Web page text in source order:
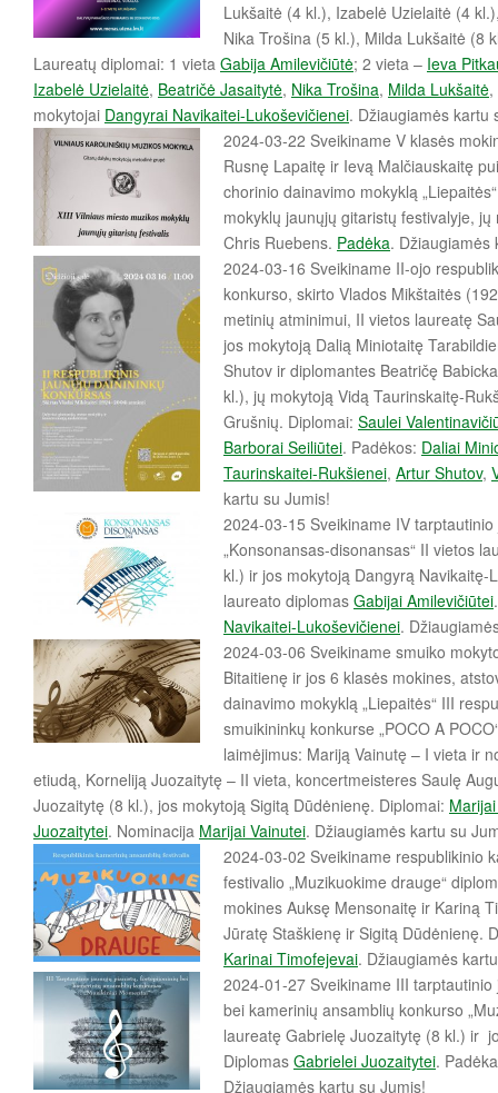
Lukšaitė (4 kl.), Izabelė Uzielaitė (4
Nika Trošina (5 kl.), Milda Lukšaitė (8
Laureatų diplomai: 1 vieta Gabija Amilevičiūtė; 2 vieta – Ieva
Izabelė Uzielaitė, Beatričė Jasaitytė, Nika Trošina, Milda Lukšaitė,
mokytojai Dangyrai Navikaitei-Lukoševičienei. Džiaugiamės kartu
2024-03-22 Sveikiname V klasės
Rusnę Lapaitę ir Ievą Malčiauskaitę
chorinio dainavimo mokyklą
mokyklų jaunųjų gitaristų festivalyje,
Chris Ruebens. Padėka. Džiaugiamės
2024-03-16 Sveikiname II-ojo
konkurso, skirto Vlados Mikštaitės
metinių atminimui, II vietos laureatę
jos mokytoją Dalią Miniotaitę
Shutov ir diplomantes Beatričę
kl.), jų mokytoją Vidą Taurinskaitę-
Grušnių. Diplomai: Saulei
Barborai Seiliūtei. Padėkos: Daliai
Taurinskaitei-Rukšienei, Artur Shutov,
kartu su Jumis!
2024-03-15 Sveikiname IV
„Konsonansas-disonansas“ II vietos
kl.) ir jos mokytoją Dangyrą Navikaitę-
laureato diplomas Gabijai Amilevičiūtei
Navikaitei-Lukoševičienei.
2024-03-06 Sveikiname smuiko
Bitaitienę ir jos 6 klasės mokines,
dainavimo mokyklą „Liepaitės“ III
smuikininkų konkurse „POCO A
laimėjimus: Mariją Vainutę – I vieta ir
etiudą, Korneliją Juozaitytę – II vieta, koncertmeisteres Saulę
Juozaitytę (8 kl.), jos mokytoją Sigitą Dūdėnienę. Diplomai:
Juozaitytei. Nominacija Marijai Vainutei. Džiaugiamės kartu su
2024-03-02 Sveikiname respublikinio
festivalio „Muzikuokime drauge“
mokines Auksę Mensonaitę ir Kariną
Jūratę Staškienę ir Sigitą Dūdėnienę.
Karinai Timofejevai. Džiaugiamės
2024-01-27 Sveikiname III
bei kamerinių ansamblių konkurso
laureatę Gabrielę Juozaitytę (8 kl.) ir
Diplomas Gabrielei Juozaitytei.
Džiaugiamės kartu su Jumis!